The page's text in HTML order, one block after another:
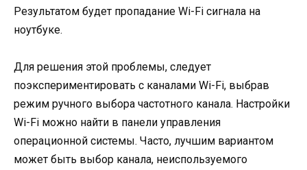
Результатом будет пропадание Wi-Fi сигнала на
ноутбуке.
Для решения этой проблемы, следует
поэкспериментировать с каналами Wi-Fi, выбрав
режим ручного выбора частотного канала. Настройки
Wi-Fi можно найти в панели управления
операционной системы. Часто, лучшим вариантом
может быть выбор канала, неиспользуемого